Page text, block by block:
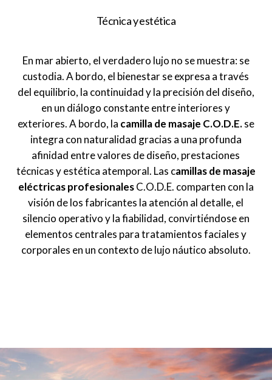
Técnica y estética
En mar abierto, el verdadero lujo no se muestra: se
custodia. A bordo, el bienestar se expresa a través
del equilibrio, la continuidad y la precisión del diseño,
en un diálogo constante entre interiores y
exteriores. A bordo, la camilla de masaje C.O.D.E.se
integra con naturalidad gracias a una profunda
afinidad entre valores de diseño, prestaciones
técnicas y estética atemporal. Las camillas de masaje
eléctricas profesionalesC.O.D.E. comparten con la
visión de los fabricantes la atención al detalle, el
silencio operativo y la fiabilidad, convirtiéndose en
elementos centrales para tratamientos faciales y
corporales en un contexto de lujo náutico absoluto.